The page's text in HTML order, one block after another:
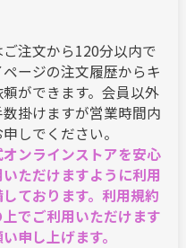
注文から120分以内で
ージの注文履歴からキ
ができます。会員以外
掛けますが営業時間内
しでください。
ンラインストアを安心
ただけますように利用
ております。利用規約
でご利用いただけます
申し上げます。